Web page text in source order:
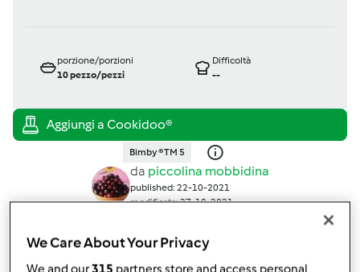
porzione/porzioni
10pezzo/pezzi
Difficoltà
--
Bimby ® TM 5
da piccolina mobbidina
published: 22-10-2021
modificata: 27-10-2021
condividi la ricetta
We Care About Your Privacy
We and our315 partners store and access personal